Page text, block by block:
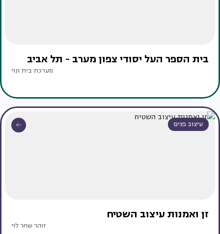
בית הספר העל יסודי צפון מערב - תל אביב
מערכת בית ונוי
עיצוב פנים
זן ואמנות עיצוב השטיח
זוהר שחר לוי